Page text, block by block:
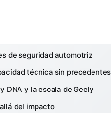
de seguridad automotriz
técnica sin precedentes
DNA y la escala de Geely
del impacto